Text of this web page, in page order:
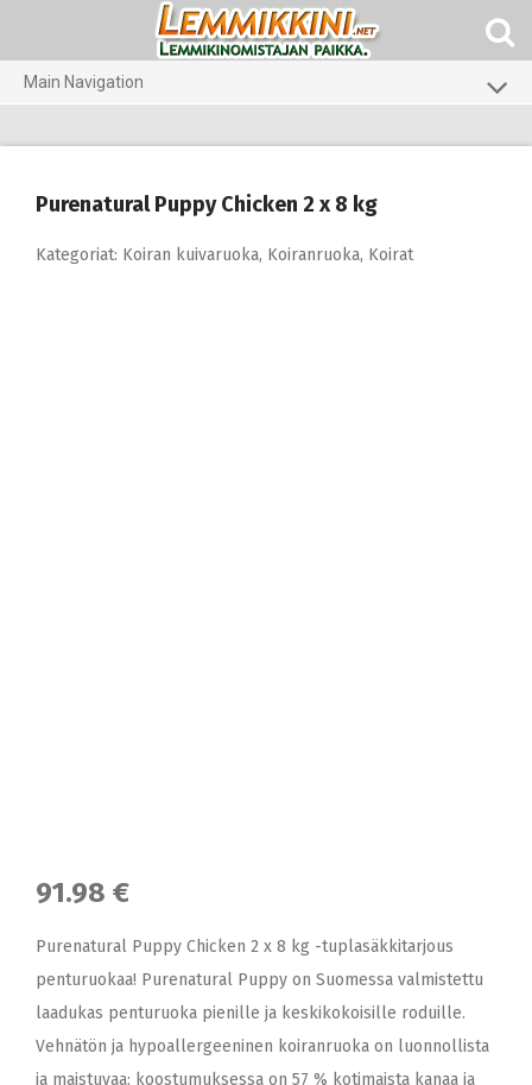
Main Navigation
Pieneläimet
Purenatural Puppy Chicken 2 x 8 kg
Kategoriat: Koiran kuivaruoka, Koiranruoka, Koirat
91.98 €
Purenatural Puppy Chicken 2 x 8 kg -tuplasäkkitarjous
penturuokaa! Purenatural Puppy on Suomessa valmistettu
laadukas penturuoka pienille ja keskikokoisille roduille.
Vehnätön ja hypoallergeeninen koiranruoka on luonnollista
ja maistuvaa: koostumuksessa on 57 % kotimaista kanaa ja